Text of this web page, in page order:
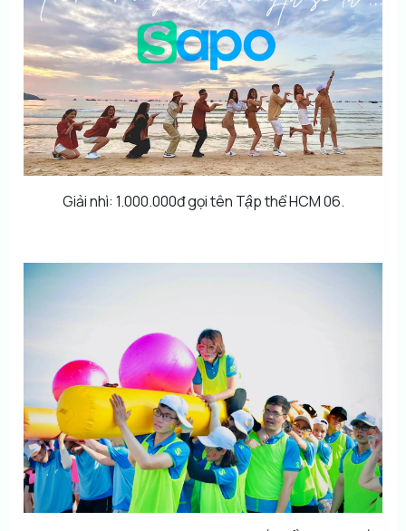
Giải nhì: 1.000.000đ gọi tên Tập thể HCM 06.